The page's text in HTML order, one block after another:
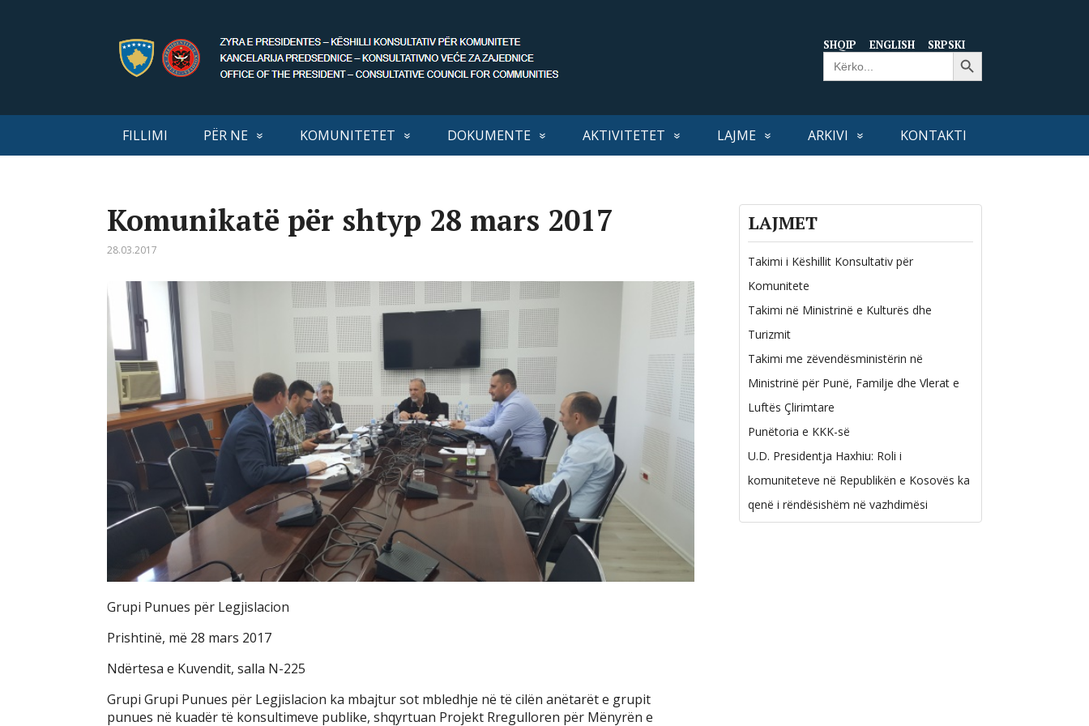
SHQIP ENGLISH SRPSKI
Search
for:
Search Button
FILLIMI PËR NE KOMUNITETET DOKUMENTE AKTIVITETET LAJME ARKIVI KONTAKTI
Komunikatë për shtyp 28 mars 2017
28.03.2017
Grupi Punues për Legjislacion
Prishtinë, më 28 mars 2017
Ndërtesa e Kuvendit, salla N-225
Grupi Grupi Punues për Legjislacion ka mbajtur sot mbledhje në të cilën anëtarët e grupit
punues në kuadër të konsultimeve publike, shqyrtuan Projekt Rregulloren për Mënyrën e
LAJMET
Takimi i Këshillit Konsultativ për
Komunitete
Takimi në Ministrinë e Kulturës dhe
Turizmit
Takimi me zëvendësministërin në
Ministrinë për Punë, Familje dhe Vlerat e
Luftës Çlirimtare
Punëtoria e KKK-së
U.D. Presidentja Haxhiu: Roli i
komuniteteve në Republikën e Kosovës ka
qenë i rëndësishëm në vazhdimësi